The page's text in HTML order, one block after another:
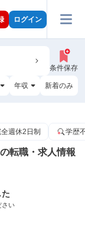
ログイン
条件保存
年収 新着のみ
週休2日制 学歴
転職・求人情報
さい